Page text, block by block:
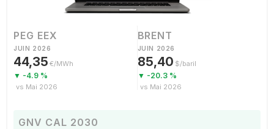
PEG EEX
JUIN 2026
44,35 €/MWh
▼ -4.9 %
vs Mai 2026
BRENT
JUIN 2026
85,40 $/baril
▼ -20.3 %
vs Mai 2026
GNV CAL 2030